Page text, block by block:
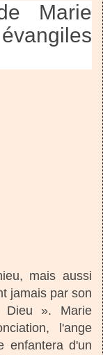
Marie
mais aussi
jamais par son
». Marie
l'ange
enfantera d'un